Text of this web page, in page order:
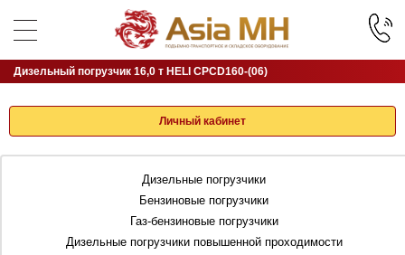
Личный кабинет
Дизельные погрузчики
Бензиновые погрузчики
Газ-бензиновые погрузчики
Дизельные погрузчики повышенной проходимости
Дизельный погрузчик 16,0 т HELI CPCD160-(06)